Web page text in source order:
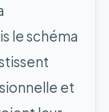
le schéma
et